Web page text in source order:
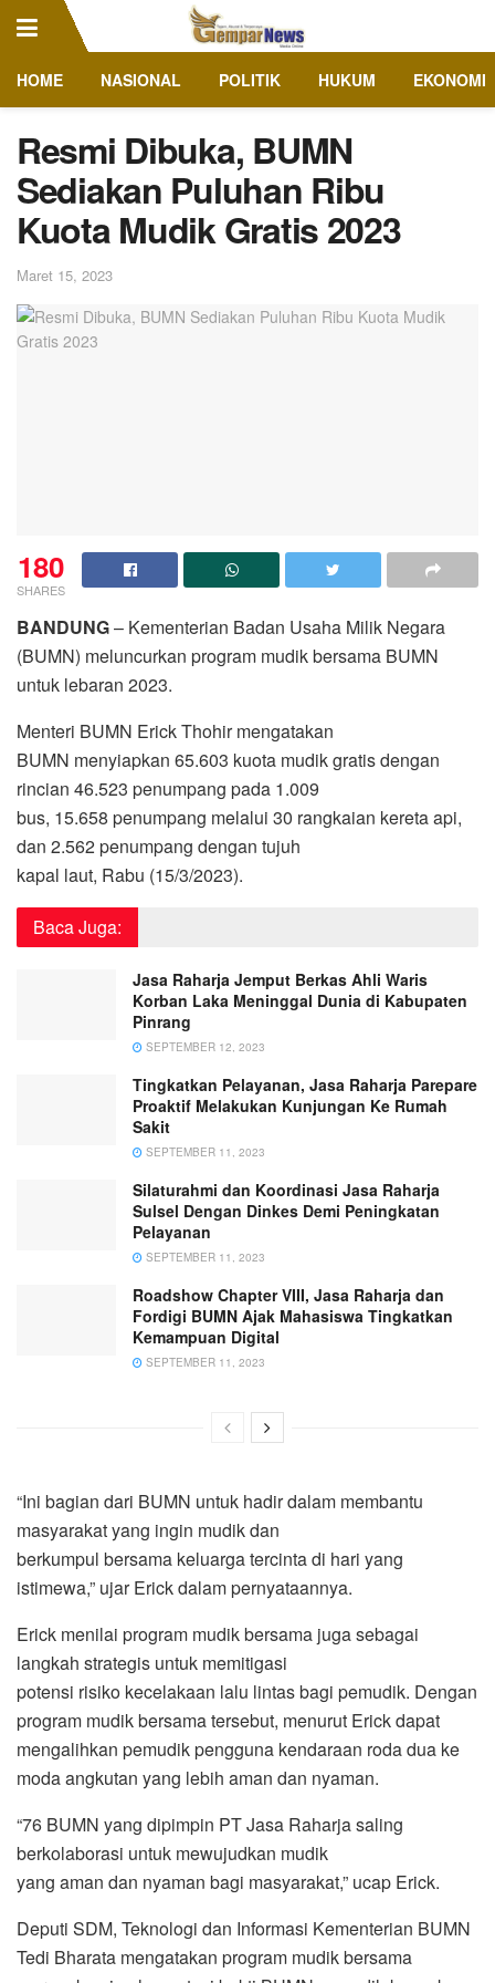
HOME NASIONAL POLITIK HUKUM EKONOMI
Resmi Dibuka, BUMN
Sediakan Puluhan Ribu
Kuota Mudik Gratis 2023
Maret 15, 2023
180
SHARES
BANDUNG– Kementerian Badan Usaha Milik Negara
(BUMN) meluncurkan program mudik bersama BUMN
untuk lebaran 2023.
Menteri BUMN Erick Thohir mengatakan
BUMN menyiapkan 65.603 kuota mudik gratis dengan
rincian 46.523 penumpang pada 1.009
bus, 15.658 penumpang melalui 30 rangkaian kereta api,
dan 2.562 penumpang dengan tujuh
kapal laut, Rabu (15/3/2023).
Baca Juga:
Jasa Raharja Jemput Berkas Ahli Waris
Korban Laka Meninggal Dunia di Kabupaten
Pinrang
SEPTEMBER 12, 2023
Tingkatkan Pelayanan, Jasa Raharja Parepare
Proaktif Melakukan Kunjungan Ke Rumah
Sakit
SEPTEMBER 11, 2023
Silaturahmi dan Koordinasi Jasa Raharja
Sulsel Dengan Dinkes Demi Peningkatan
Pelayanan
SEPTEMBER 11, 2023
Roadshow Chapter VIII, Jasa Raharja dan
Fordigi BUMN Ajak Mahasiswa Tingkatkan
Kemampuan Digital
SEPTEMBER 11, 2023
“Ini bagian dari BUMN untuk hadir dalam membantu
masyarakat yang ingin mudik dan
berkumpul bersama keluarga tercinta di hari yang
istimewa,” ujar Erick dalam pernyataannya.
Erick menilai program mudik bersama juga sebagai
langkah strategis untuk memitigasi
potensi risiko kecelakaan lalu lintas bagi pemudik. Dengan
program mudik bersama tersebut, menurut Erick dapat
mengalihkan pemudik pengguna kendaraan roda dua ke
moda angkutan yang lebih aman dan nyaman.
“76 BUMN yang dipimpin PT Jasa Raharja saling
berkolaborasi untuk mewujudkan mudik
yang aman dan nyaman bagi masyarakat,” ucap Erick.
Deputi SDM, Teknologi dan Informasi Kementerian BUMN
Tedi Bharata mengatakan program mudik bersama